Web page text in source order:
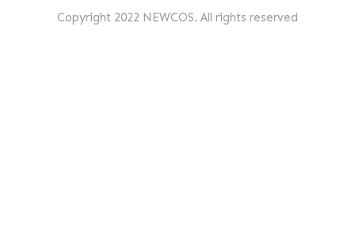
Copyright 2022 NEWCOS. All rights reserved